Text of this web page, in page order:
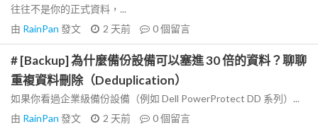
往往不是你的正式資料，...
由 RainPan 發文 2 天前 0個留言
# [Backup] 為什麼備份設備可以塞進 30 倍的資料？聊聊
重複資料刪除（Deduplication）
如果你看過企業級備份設備（例如 Dell PowerProtect DD 系列）...
由 RainPan 發文 2 天前 0個留言